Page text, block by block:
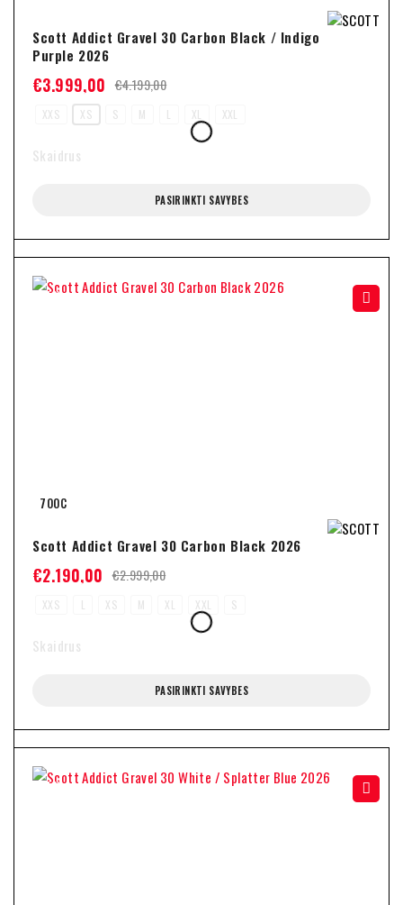
Scott Addict Gravel 30 Carbon Black / Indigo
Purple 2026
€4.199,00
€3.999,00
XXS XS S M L XL XXL
Skaidrus
PASIRINKTI SAVYBES
-27%
700C
Scott Addict Gravel 30 Carbon Black 2026
€2.999,00
€2.190,00
XXS L XS M XL XXL S
Skaidrus
PASIRINKTI SAVYBES
-24%